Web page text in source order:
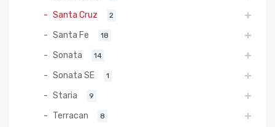
Santa Cruz 2
Santa Fe 18
Sonata 14
Sonata SE 1
Staria 9
Terracan 8